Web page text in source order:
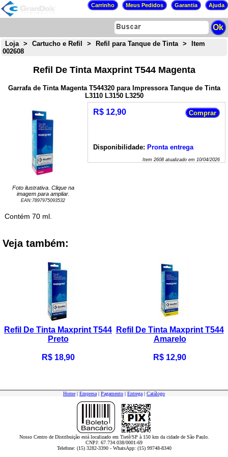
Loja > Cartucho e Refil > Refil para Tanque de Tinta >
Item
002608
Refil De Tinta Maxprint T544 Magenta
Garrafa de Tinta Magenta T544320 para Impressora Tanque de Tinta
L3110 L3150 L3250
Foto ilustrativa. Clique na
imagem para ampliar.
EAN: 7897975093532
R$ 12,90
Disponibilidade: Pronta entrega
Item 2608atualizado em 10/04/2026
Contém 70 ml.
Veja também:
Refil De Tinta Maxprint T544
Preto
R$ 18,90
Refil De Tinta Maxprint T544
Amarelo
R$ 12,90
Home | Empresa| Pagamento | Entrega| Catálogo
Nosso Centro de Distribuição está localizado em Tietê/SP à 150 km da cidade de São Paulo.
CNPJ: 67.734.038/0001-69
Telefone: (15) 3282-3390 - WhatsApp: (15) 99748-8340